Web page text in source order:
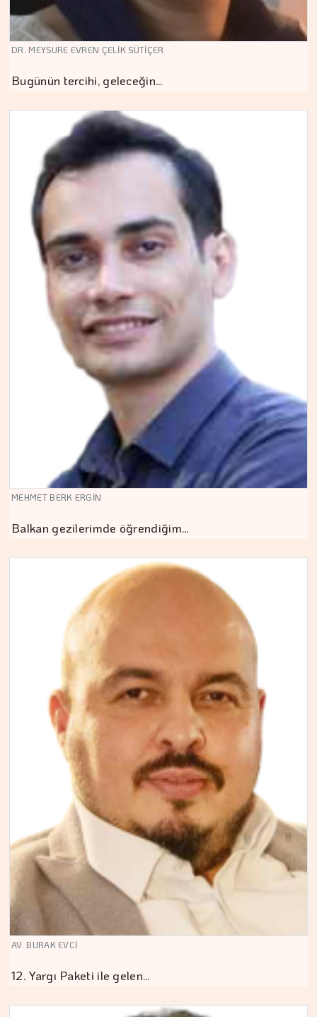
DR. MEYSURE EVREN ÇELİK SÜTİÇER
Bugünün tercihi, geleceğin…
MEHMET BERK ERGİN
Balkan gezilerimde öğrendiğim…
AV. BURAK EVCİ
12. Yargı Paketi ile gelen…